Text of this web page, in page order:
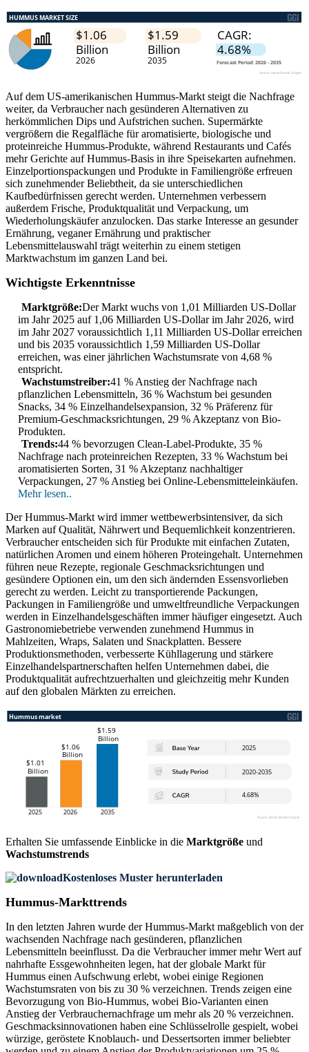
Auf dem US-amerikanischen Hummus-Markt steigt die Nachfrage
weiter, da Verbraucher nach gesünderen Alternativen zu
herkömmlichen Dips und Aufstrichen suchen. Supermärkte
vergrößern die Regalfläche für aromatisierte, biologische und
proteinreiche Hummus-Produkte, während Restaurants und Cafés
mehr Gerichte auf Hummus-Basis in ihre Speisekarten aufnehmen.
Einzelportionspackungen und Produkte in Familiengröße erfreuen
sich zunehmender Beliebtheit, da sie unterschiedlichen
Kaufbedürfnissen gerecht werden. Unternehmen verbessern
außerdem Frische, Produktqualität und Verpackung, um
Wiederholungskäufer anzulocken. Das starke Interesse an gesunder
Ernährung, veganer Ernährung und praktischer
Lebensmittelauswahl trägt weiterhin zu einem stetigen
Marktwachstum im ganzen Land bei.
Wichtigste Erkenntnisse
Marktgröße:Der Markt wuchs von 1,01 Milliarden US-Dollar
im Jahr 2025 auf 1,06 Milliarden US-Dollar im Jahr 2026, wird
im Jahr 2027 voraussichtlich 1,11 Milliarden US-Dollar erreichen
und bis 2035 voraussichtlich 1,59 Milliarden US-Dollar
erreichen, was einer jährlichen Wachstumsrate von 4,68 %
entspricht.
Wachstumstreiber:41 % Anstieg der Nachfrage nach
pflanzlichen Lebensmitteln, 36 % Wachstum bei gesunden
Snacks, 34 % Einzelhandelsexpansion, 32 % Präferenz für
Premium-Geschmacksrichtungen, 29 % Akzeptanz von Bio-
Produkten.
Trends:44 % bevorzugen Clean-Label-Produkte, 35 %
Nachfrage nach proteinreichen Rezepten, 33 % Wachstum bei
aromatisierten Sorten, 31 % Akzeptanz nachhaltiger
Verpackungen, 27 % Anstieg bei Online-Lebensmitteleinkäufen.
Mehr lesen..
Der Hummus-Markt wird immer wettbewerbsintensiver, da sich
Marken auf Qualität, Nährwert und Bequemlichkeit konzentrieren.
Verbraucher entscheiden sich für Produkte mit einfachen Zutaten,
natürlichen Aromen und einem höheren Proteingehalt. Unternehmen
führen neue Rezepte, regionale Geschmacksrichtungen und
gesündere Optionen ein, um den sich ändernden Essensvorlieben
gerecht zu werden. Leicht zu transportierende Packungen,
Packungen in Familiengröße und umweltfreundliche Verpackungen
werden in Einzelhandelsgeschäften immer häufiger eingesetzt. Auch
Gastronomiebetriebe verwenden zunehmend Hummus in
Mahlzeiten, Wraps, Salaten und Snackplatten. Bessere
Produktionsmethoden, verbesserte Kühllagerung und stärkere
Einzelhandelspartnerschaften helfen Unternehmen dabei, die
Produktqualität aufrechtzuerhalten und gleichzeitig mehr Kunden
auf den globalen Märkten zu erreichen.
Erhalten Sie umfassende Einblicke in die Marktgröße und
Wachstumstrends
Kostenloses Muster herunterladen
Hummus-Markttrends
In den letzten Jahren wurde der Hummus-Markt maßgeblich von der
wachsenden Nachfrage nach gesünderen, pflanzlichen
Lebensmitteln beeinflusst. Da die Verbraucher immer mehr Wert auf
nahrhafte Essgewohnheiten legen, hat der globale Markt für
Hummus einen Aufschwung erlebt, wobei einige Regionen
Wachstumsraten von bis zu 30 % verzeichnen. Trends zeigen eine
Bevorzugung von Bio-Hummus, wobei Bio-Varianten einen
Anstieg der Verbrauchernachfrage um mehr als 20 % verzeichnen.
Geschmacksinnovationen haben eine Schlüsselrolle gespielt, wobei
würzige, geröstete Knoblauch- und Dessertsorten immer beliebter